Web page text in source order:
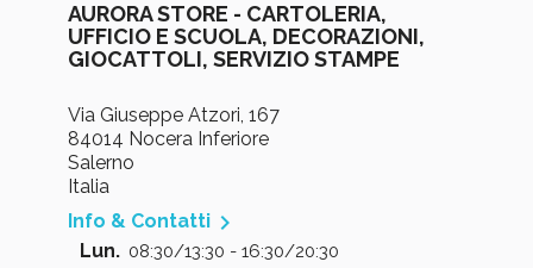
AURORA STORE - CARTOLERIA,
UFFICIO E SCUOLA, DECORAZIONI,
GIOCATTOLI, SERVIZIO STAMPE
Via Giuseppe Atzori, 167
84014 Nocera Inferiore
Salerno
Italia
Info & Contatti 
Lun. 08:30/13:30 - 16:30/20:30